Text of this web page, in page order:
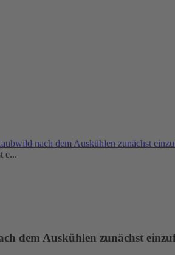
nach dem Auskühlen zunächst
e...
dem Auskühlen zunächst